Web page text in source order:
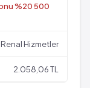
%20 500
Hizmetler
2.058,06 TL